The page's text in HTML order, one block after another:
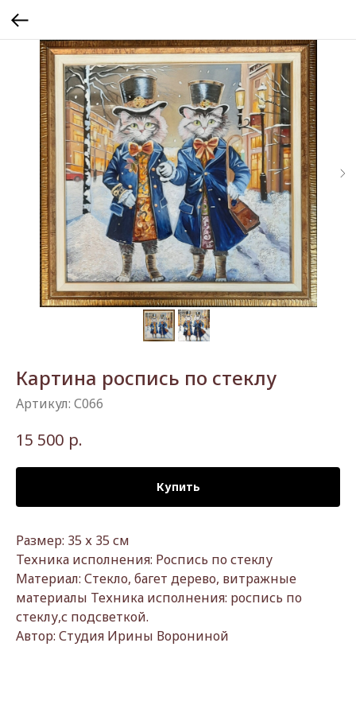
Картина роспись по стеклу
Артикул: С066
15 500 р.
Купить
Размер: 35 х 35 см
Техника исполнения: Роспись по стеклу
Материал: Стекло, багет дерево, витражные
материалы Техника исполнения: роспись по
стеклу,с подсветкой.
Автор: Студия Ирины Ворониной